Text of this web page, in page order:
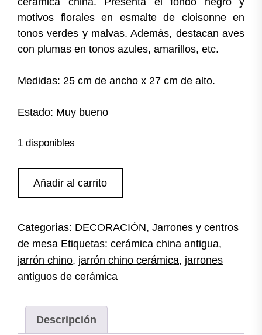
motivos florales en esmalte de cloisonne en
tonos verdes y malvas. Además, destacan aves
con plumas en tonos azules, amarillos, etc.
Medidas: 25 cm de ancho x 27 cm de alto.
Estado: Muy bueno
1 disponibles
chino
cantidad
Añadir al carrito
Categorías: DECORACIÓN, Jarrones y centros
de mesa Etiquetas: cerámica china antigua,
jarrón chino, jarrón chino cerámica, jarrones
antiguos de cerámica
Descripción